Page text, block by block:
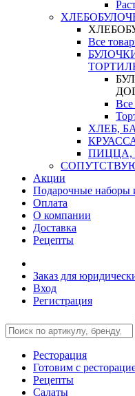
Все
Все
ХЛЕБ,
ПИЦЦА,
Акции
Подарочные наборы
Оплата
О компании
Доставка
Рецепты
Заказ для
Вход
Регистрация
Ресторация
Готовим с
Рецепты
Салаты